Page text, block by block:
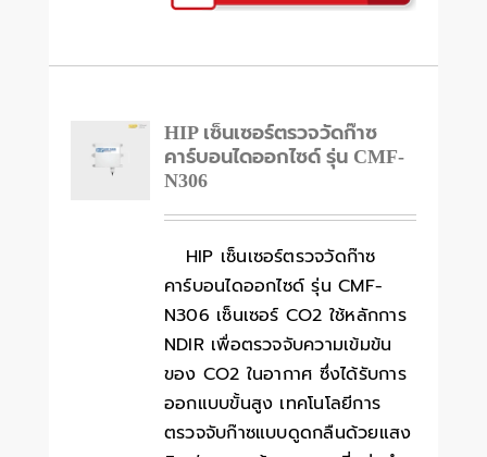
HIP เซ็นเซอร์ตรวจวัดก๊าซ
คาร์บอนไดออกไซด์ รุ่น CMF-
N306
HIP เซ็นเซอร์ตรวจวัดก๊าซ
คาร์บอนไดออกไซด์ รุ่น CMF-
N306 เซ็นเซอร์ CO2 ใช้หลักการ
NDIR เพื่อตรวจจับความเข้มข้น
ของ CO2 ในอากาศ ซึ่งได้รับการ
ออกแบบขั้นสูง เทคโนโลยีการ
ตรวจจับก๊าซแบบดูดกลืนด้วยแสง